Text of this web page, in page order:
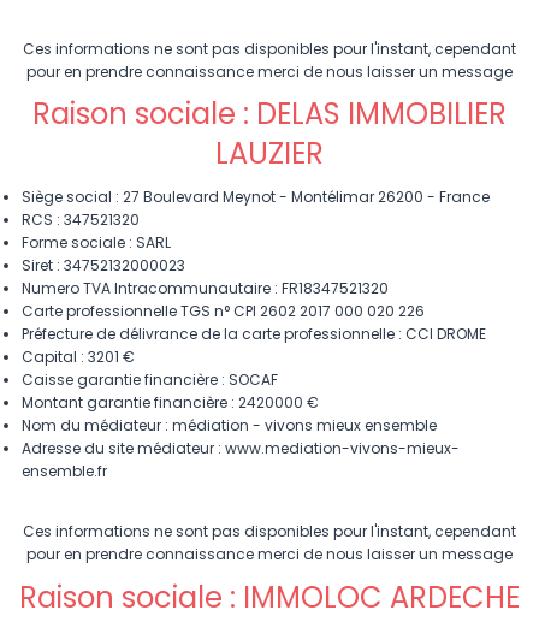
Ces informations ne sont pas disponibles pour l'instant, cependant
pour en prendre connaissance merci de nous laisser un message
Raison sociale : DELAS IMMOBILIER
LAUZIER
Siège social : 27 Boulevard Meynot - Montélimar 26200 - France
RCS : 347521320
Forme sociale : SARL
Siret : 34752132000023
Numero TVA Intracommunautaire : FR18347521320
Carte professionnelle TGS n° CPI 2602 2017 000 020 226
Préfecture de délivrance de la carte professionnelle : CCI DROME
Capital : 3201 €
Caisse garantie financière : SOCAF
Montant garantie financière : 2420000 €
Nom du médiateur : médiation - vivons mieux ensemble
Adresse du site médiateur : www.mediation-vivons-mieux-
ensemble.fr
Ces informations ne sont pas disponibles pour l'instant, cependant
pour en prendre connaissance merci de nous laisser un message
Raison sociale : IMMOLOC ARDECHE